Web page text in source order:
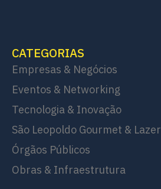
CATEGORIAS
Empresas & Negócios
Eventos & Networking
Tecnologia & Inovação
São Leopoldo Gourmet & Lazer
Órgãos Públicos
Obras & Infraestrutura